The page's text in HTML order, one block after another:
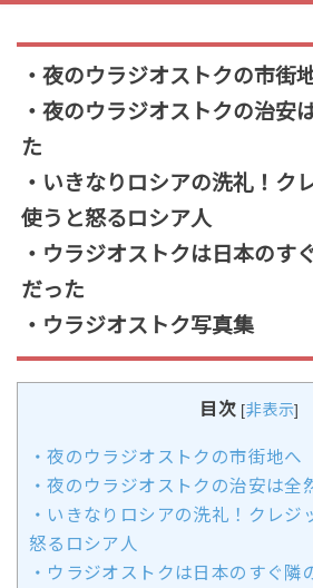
・夜のウラジオストクの市街
・夜のウラジオストクの治安
た
・いきなりロシアの洗礼！ク
使うと怒るロシア人
・ウラジオストクは日本のす
だった
・ウラジオストク写真集
目次 [非表示]
・夜のウラジオストクの市街地へ
・夜のウラジオストクの治安は全
・いきなりロシアの洗礼！クレジ
怒るロシア人
・ウラジオストクは日本のすぐ隣